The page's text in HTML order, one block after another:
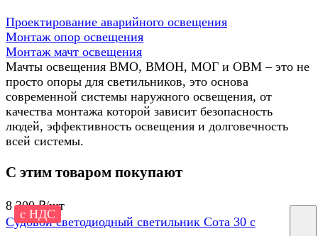
Проектирование аварийного освещения
Монтаж опор освещения
Монтаж мачт освещения
Мачты освещения ВМО, ВМОН, МОГ и ОВМ – это не
просто опоры для светильников, это основа
современной системы наружного освещения, от
качества монтажа которой зависит безопасность
людей, эффективность освещения и долговечность
всей системы.
С этим товаром покупают
с НДС
8 300 ₽/шт
Судовой светодиодный светильник Сота 30 с